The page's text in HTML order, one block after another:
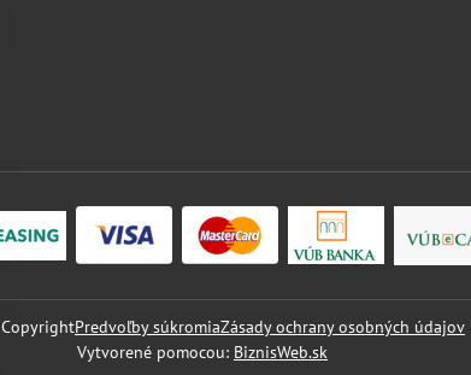
CopyrightPredvoľby súkromiaZásady ochrany osobných údajov
Vytvorené pomocou: BiznisWeb.sk